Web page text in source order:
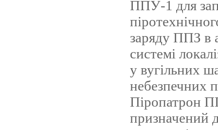
ППУ-1 для
заряду ППЗ в
системі
у вугільних
небезпечних
Піропатрон
призначений